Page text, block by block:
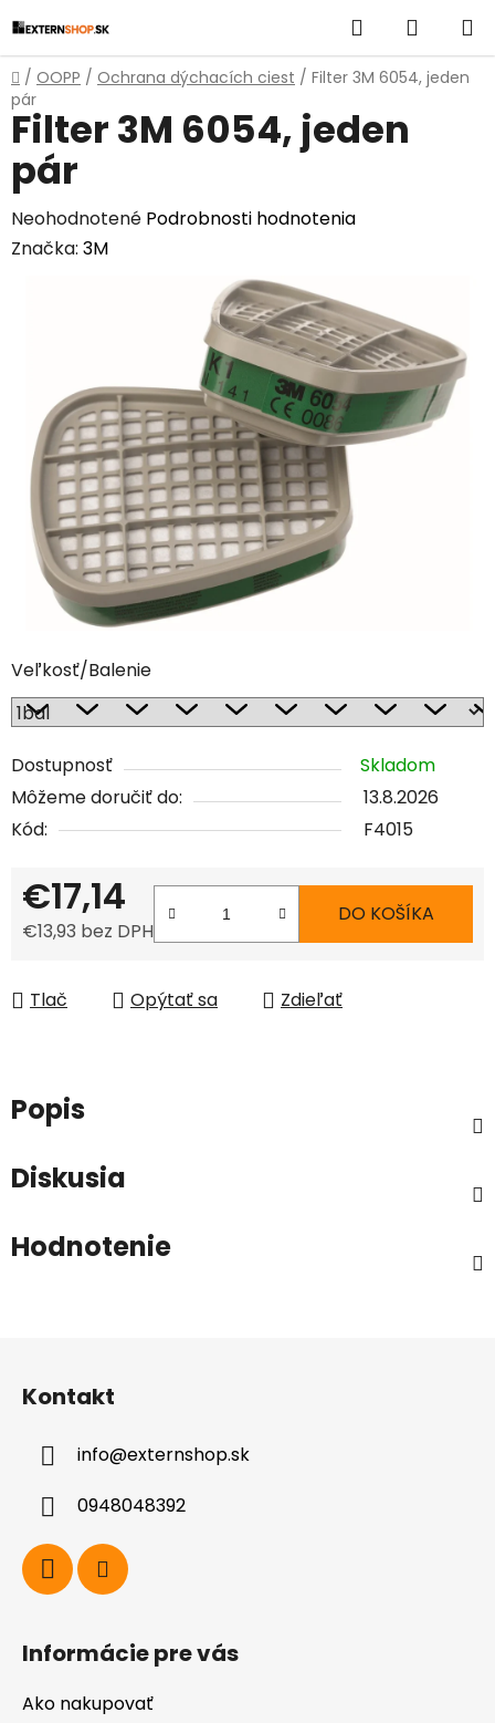
na
obsah
Hľadať
KOŠÍK
Domov
/ OOPP / Ochrana dýchacích ciest / Filter 3M 6054, jeden
pár
Veľkosť/Balenie
Dostupnosť
Skladom
Môžeme doručiť do:
13.8.2026
Kód:
F4015
€17,14
€13,93 bez DPH
DO KOŠÍKA
Tlač Opýtať sa Zdieľať
Filter 3M 6054, jeden
pár
Priemerné
hodnotenie
hviezdičiek.
Neohodnotené Podrobnosti hodnotenia
Značka: 3M
Popis
Diskusia
Hodnotenie
Kontakt
info@externshop.sk
0948048392
Informácie pre vás
Ako nakupovať